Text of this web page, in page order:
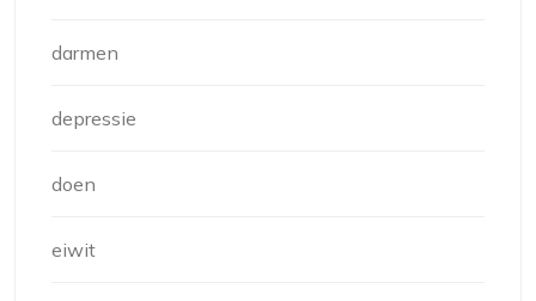
darmen
depressie
doen
eiwit